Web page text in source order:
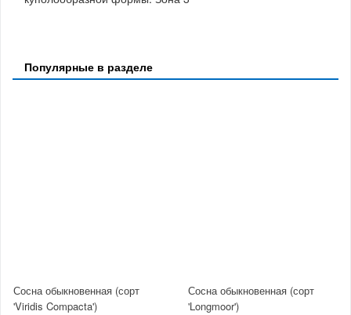
Популярные в разделе
Сосна обыкновенная (сорт
'Viridis Compacta')
Сосна обыкновенная (сорт
'Longmoor')